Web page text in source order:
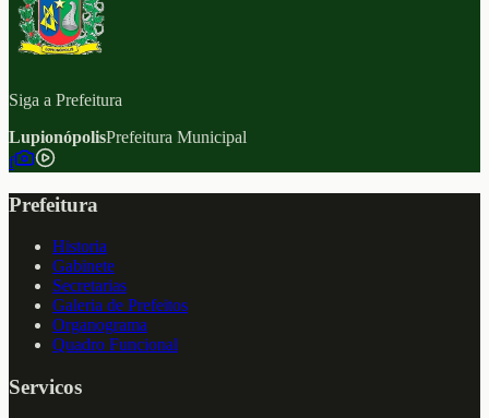
Siga a Prefeitura
LupionópolisPrefeitura Municipal
f
Prefeitura
Historia
Gabinete
Secretarias
Galeria de Prefeitos
Organograma
Quadro Funcional
Servicos